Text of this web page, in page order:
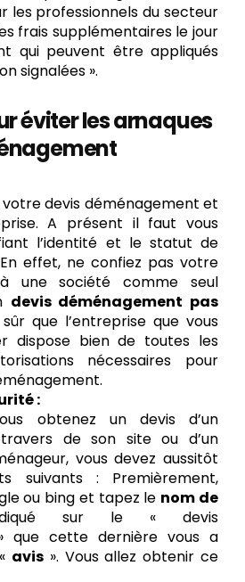
les professionnels du secteur
frais supplémentaires le jour
qui peuvent être appliqués
signalées ».
éviter les arnaques
devis déménagement et
A présent il faut vous
l’identité et le statut de
effet, ne confiez pas votre
une société comme seul
devis déménagement pas
que l’entreprise que vous
dispose bien de toutes les
nécessaires pour
:
obtenez un devis d’un
de son site ou d’un
vous devez aussitôt
suivants : Premièrement,
ou bing et tapez le nom de
sur le « devis
que cette dernière vous a
avis ». Vous allez obtenir ce